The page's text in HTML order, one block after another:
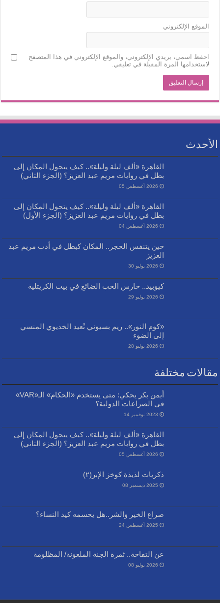
الموقع الإلكتروني
احفظ اسمي، بريدي الإلكتروني، والموقع الإلكتروني في هذا المتصفح
لاستخدامها المرة المقبلة في تعليقي.
الأحدث
القاهرة «ألف ليلة وليلة».. كيف يتحول المكان إلى
بطل في روايات مريم عبد العزيز؟ (الجزء الثاني)
2026 أغسطس 05
القاهرة «ألف ليلة وليلة».. كيف يتحول المكان إلى
بطل في روايات مريم عبد العزيز؟ (الجزء الأول)
2026 أغسطس 04
حين يتنفس الحجر.. المكان كبطل في أدب مريم عبد
العزيز
2026 يوليو 30
كيوبيد.. حارس الحب الضائع في بيت الكريتلية
2026 يوليو 29
«كوم النور».. ريم بسيوني تُعيد الخديوي المنسي
إلى الضوء
2026 يوليو 28
مقالات مختلفة
أيمن بكر يحكي: متى يستخدم «الحكام» الـ«VAR»
في الصراعات الدولية؟
2023 نوفمبر 14
القاهرة «ألف ليلة وليلة».. كيف يتحول المكان إلى
بطل في روايات مريم عبد العزيز؟ (الجزء الثاني)
2026 أغسطس 05
ذكريات لذيذة كوخز الإبر(٢)
2025 ديسمبر 08
صراع الخير والشر..هل يحسمه كيد النساء؟
2025 أغسطس 24
عن التفاحة.. ثمرة الجنة الملعونة/ المظلومة
2026 يوليو 08